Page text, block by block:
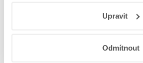
Upravit
Odmítnout
Objevte všechny